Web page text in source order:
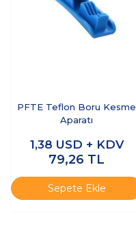
PFTE Teflon Boru Kesme
Aparatı
1,38 USD + KDV
79,26 TL
Sepete Ekle